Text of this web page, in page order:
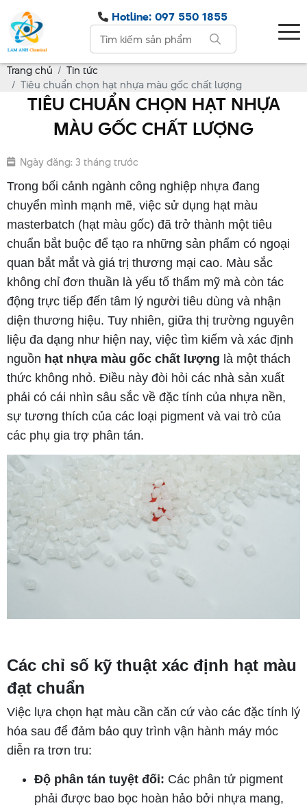
Hotline: 097 550 1855
Trang chủ
Tin tức
Tiêu chuẩn chọn hạt nhựa màu gốc chất lượng
TIÊU CHUẨN CHỌN HẠT NHỰA
MÀU GỐC CHẤT LƯỢNG
Ngày đăng: 3 tháng trước
Trong bối cảnh ngành công nghiệp nhựa đang
chuyển mình mạnh mẽ, việc sử dụng hạt màu
masterbatch (hạt màu gốc) đã trở thành một tiêu
chuẩn bắt buộc để tạo ra những sản phẩm có ngoại
quan bắt mắt và giá trị thương mại cao. Màu sắc
không chỉ đơn thuần là yếu tố thẩm mỹ mà còn tác
động trực tiếp đến tâm lý người tiêu dùng và nhận
diện thương hiệu. Tuy nhiên, giữa thị trường nguyên
liệu đa dạng như hiện nay, việc tìm kiếm và xác định
nguồn hạt nhựa màu gốc chất lượng là một thách
thức không nhỏ. Điều này đòi hỏi các nhà sản xuất
phải có cái nhìn sâu sắc về đặc tính của nhựa nền,
sự tương thích của các loại pigment và vai trò của
các phụ gia trợ phân tán.
Các chỉ số kỹ thuật xác định hạt màu
đạt chuẩn
Việc lựa chọn hạt màu cần căn cứ vào các đặc tính lý
hóa sau để đảm bảo quy trình vận hành máy móc
diễn ra trơn tru:
Độ phân tán tuyệt đối: Các phân tử pigment
phải được bao bọc hoàn hảo bởi nhựa mang,